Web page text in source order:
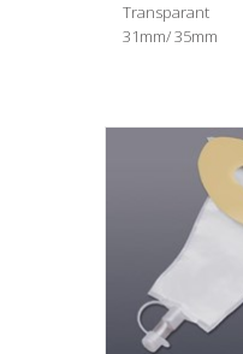
Transparant
31mm/ 35mm